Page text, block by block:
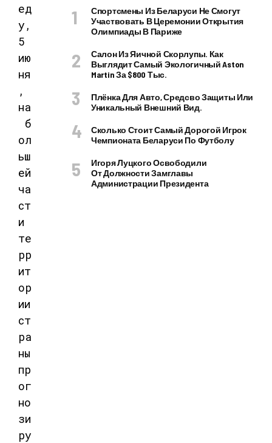
ед
у,
5
ию
ня
,
на
б
ол
ьш
ей
ча
ст
и
те
рр
ит
ор
ии
ст
ра
ны
пр
ог
но
зи
ру
Спортсмены Из Беларуси Не Смогут
Участвовать В Церемонии Открытия
Олимпиады В Париже
Салон Из Яичной Скорлупы. Как
Выглядит Самый Экологичный Aston
Martin За $800 Тыс.
Плёнка Для Авто, Средсво Защиты Или
Уникальный Внешний Вид.
Сколько Стоит Самый Дорогой Игрок
Чемпионата Беларуси По Футболу
Игоря Луцкого Освободили
От Должности Замглавы
Администрации Президента